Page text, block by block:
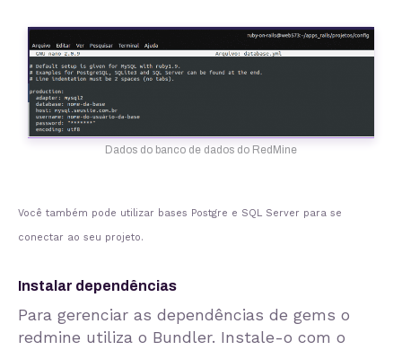
Dados do banco de dados do RedMine
Você também pode utilizar bases Postgre e SQL Server para se
conectar ao seu projeto.
Instalar dependências
Para gerenciar as dependências de gems o
redmine utiliza o Bundler. Instale-o com o